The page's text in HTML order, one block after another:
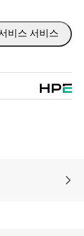
합니다. HPE
연결된 장치
인프라에 문
항이 포함된
프로젝트, 성
수 있습니
는 신속
비스 서비스